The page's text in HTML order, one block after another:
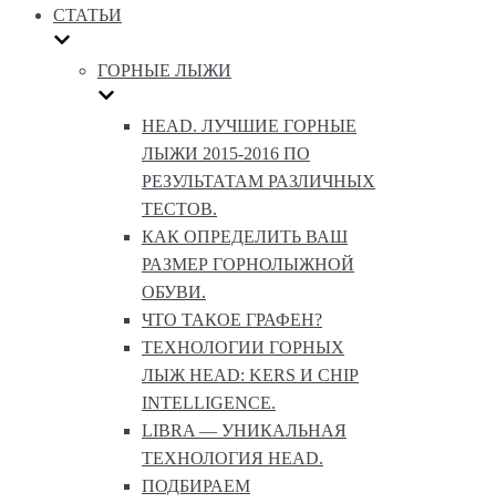
СТАТЬИ
ГОРНЫЕ ЛЫЖИ
HEAD. ЛУЧШИЕ ГОРНЫЕ
ЛЫЖИ 2015-2016 ПО
РЕЗУЛЬТАТАМ РАЗЛИЧНЫХ
ТЕСТОВ.
КАК ОПРЕДЕЛИТЬ ВАШ
РАЗМЕР ГОРНОЛЫЖНОЙ
ОБУВИ.
ЧТО ТАКОЕ ГРАФЕН?
ТЕХНОЛОГИИ ГОРНЫХ
ЛЫЖ HEAD: KERS И CHIP
INTELLIGENCE.
LIBRA — УНИКАЛЬНАЯ
ТЕХНОЛОГИЯ HEAD.
ПОДБИРАЕМ